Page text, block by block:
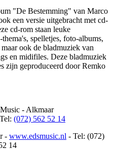
"De Bestemming" van Marco
een versie uitgebracht met cd-
cd-rom staan leuke
thema's, spelletjes, foto-albums,
ook de bladmuziek van
en midifiles. Deze bladmuziek
zijn geproduceerd door Remko
- Alkmaar
(072) 562 52 14
- www.edsmusic.nl - Tel: (072)
14